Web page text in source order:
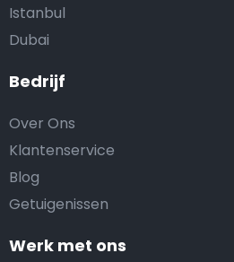
Bedrijf
Over Ons
Klantenservice
Blog
Getuigenissen
Werk met ons
Istanbul
Dubai